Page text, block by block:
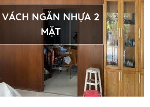
VÁCH NGĂN NHỰA 2
MẶT